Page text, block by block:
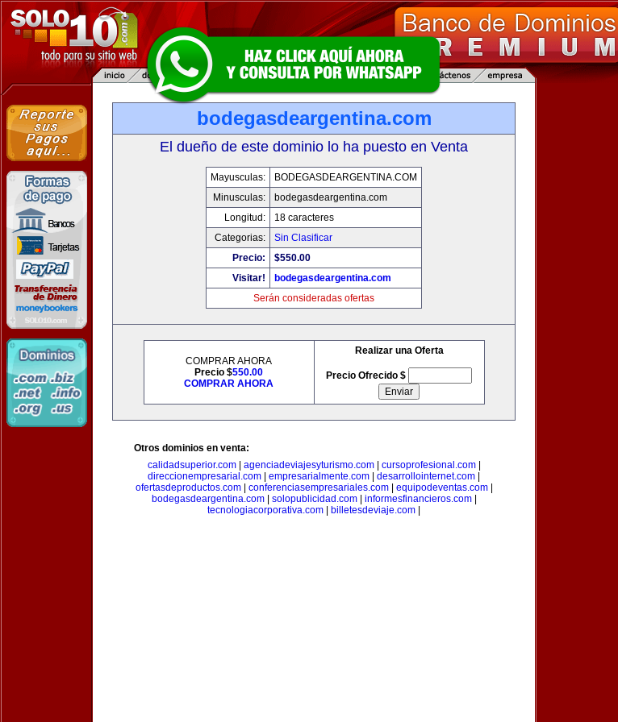
bodegasdeargentina.com
El dueño de este dominio lo ha puesto en Venta
Mayusculas:
BODEGASDEARGENTINA.COM
Minusculas:
bodegasdeargentina.com
Longitud:
18 caracteres
Categorias:
Sin Clasificar
Precio:
$550.00
Visitar!
bodegasdeargentina.com
Serán consideradas ofertas
COMPRAR AHORA
Precio $550.00
COMPRAR AHORA
Realizar una Oferta
Precio Ofrecido $
Otros dominios en venta:
calidadsuperior.com| agenciadeviajesyturismo.com| cursoprofesional.com|
direccionempresarial.com
empresarialmente.com desarrollointernet.com
ofertasdeproductos.com| conferenciasempresariales.com| equipodeventas.com|
bodegasdeargentina.com| solopublicidad.com| informesfinancieros.com|
tecnologiacorporativa.com
billetesdeviaje.com